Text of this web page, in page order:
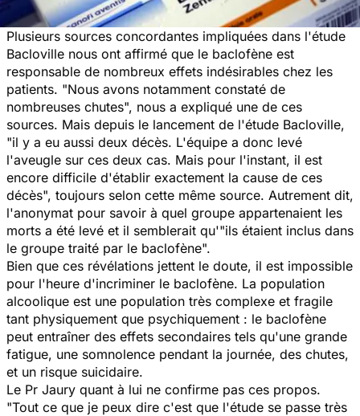
Plusieurs sources concordantes impliquées dans l'étude
Bacloville nous ont affirmé que le baclofène est
responsable de nombreux effets indésirables chez les
patients. "Nous avons notamment constaté de
nombreuses chutes", nous a expliqué une de ces
sources. Mais depuis le lancement de l'étude Bacloville,
"il y a eu aussi deux décès. L'équipe a donc levé
l'aveugle sur ces deux cas. Mais pour l'instant, il est
encore difficile d'établir exactement la cause de ces
décès", toujours selon cette même source. Autrement dit,
l'anonymat pour savoir à quel groupe appartenaient les
morts a été levé et il semblerait qu'"ils étaient inclus dans
le groupe traité par le baclofène".
Bien que ces révélations jettent le doute, il est impossible
pour l'heure d'incriminer le baclofène. La population
alcoolique est une population très complexe et fragile
tant physiquement que psychiquement : le baclofène
peut entraîner des effets secondaires tels qu'une grande
fatigue, une somnolence pendant la journée, des chutes,
et un risque suicidaire.
Le Pr Jaury quant à lui ne confirme pas ces propos.
"Tout ce que je peux dire c'est que l'étude se passe très